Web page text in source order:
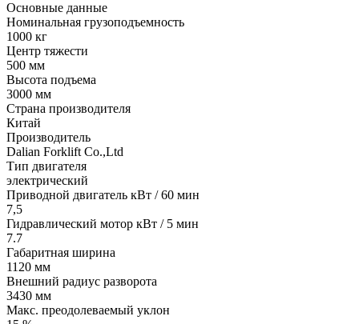
Основные данные
Номинальная грузоподъемность
1000 кг
Центр тяжести
500 мм
Высота подъема
3000 мм
Страна производителя
Китай
Производитель
Dalian Forklift Co.,Ltd
Тип двигателя
электрический
Приводной двигатель кВт / 60 мин
7,5
Гидравлический мотор кВт / 5 мин
7.7
Габаритная ширина
1120 мм
Внешний радиус разворота
3430 мм
Макс. преодолеваемый уклон